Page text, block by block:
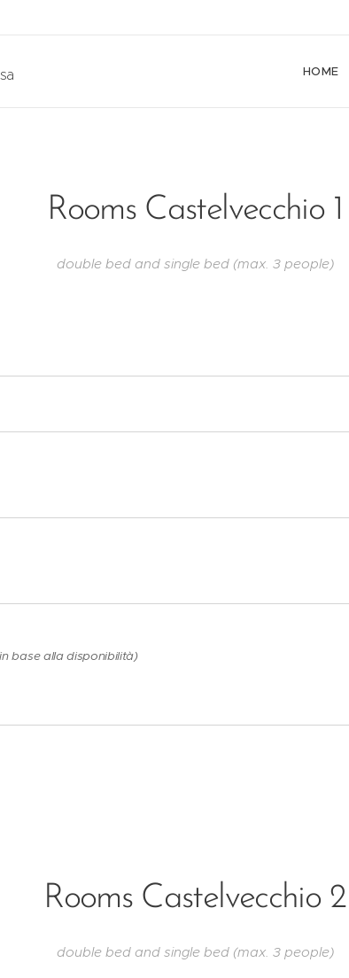
HOME
Rooms Castelvecchio 1
double bed and single bed (max. 3 people)
base alla disponibilità)
Rooms Castelvecchio 2
double bed and single bed (max. 3 people)